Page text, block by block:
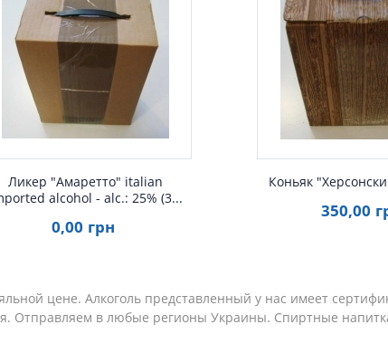
Быстрый просмотр
Ликер "Амаретто" italian
alcohol - alc.: 25% (3...
0,00 грн
Быстрый
Коньяк
350,00
цене. Алкоголь представленный у нас имеет
Отправляем в любые регионы Украины. Спиртные